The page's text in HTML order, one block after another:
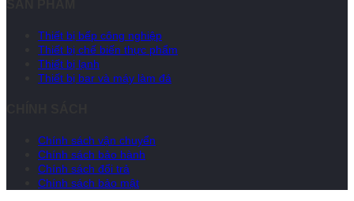
Thiết bị bếp công nghiệp
Thiết bị chế biến thực phẩm
Thiết bị lạnh
Thiết bị bar và máy làm đá
Chính sách vận chuyển
Chính sách bảo hành
Chính sách đổi trả
Chính sách bảo mật